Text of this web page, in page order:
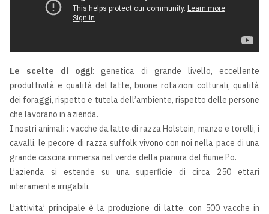
Le scelte di oggi: genetica di grande livello, eccellente
produttività e qualità del latte, buone rotazioni colturali, qualità
dei foraggi, rispetto e tutela dell’ambiente, rispetto delle persone
che lavorano in azienda.
I nostri animali : vacche da latte di razza Holstein, manze e torelli, i
cavalli, le pecore di razza suffolk vivono con noi nella pace di una
grande cascina immersa nel verde della pianura del fiume Po.
L’azienda si estende su una superficie di circa 250 ettari
interamente irrigabili.
L’attivita’ principale è la produzione di latte, con 500 vacche in